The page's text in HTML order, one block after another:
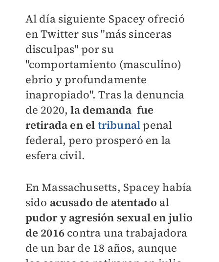
Al día siguiente Spacey ofreció
en Twitter sus "más sinceras
disculpas" por su
"comportamiento (masculino)
ebrio y profundamente
inapropiado". Tras la denuncia
de 2020,la demanda fue
retirada en el tribunal penal
federal, pero prosperó en la
esfera civil.
En Massachusetts, Spacey había
sido acusado de atentado al
pudor y agresión sexual en julio
de 2016contra una trabajadora
de un bar de 18 años, aunque